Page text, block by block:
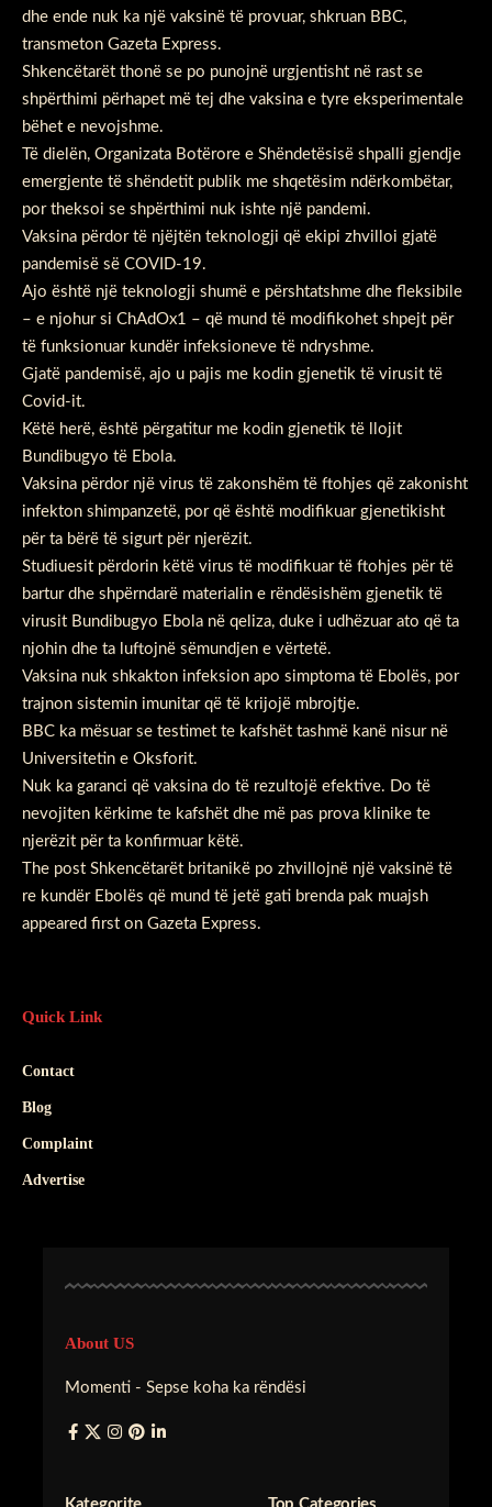
dhe ende nuk ka një vaksinë të provuar, shkruan BBC,
transmeton Gazeta Express.
Shkencëtarët thonë se po punojnë urgjentisht në rast se
shpërthimi përhapet më tej dhe vaksina e tyre eksperimentale
bëhet e nevojshme.
Të dielën, Organizata Botërore e Shëndetësisë shpalli gjendje
emergjente të shëndetit publik me shqetësim ndërkombëtar,
por theksoi se shpërthimi nuk ishte një pandemi.
Vaksina përdor të njëjtën teknologji që ekipi zhvilloi gjatë
pandemisë së COVID-19.
Ajo është një teknologji shumë e përshtatshme dhe fleksibile
– e njohur si ChAdOx1 – që mund të modifikohet shpejt për
të funksionuar kundër infeksioneve të ndryshme.
Gjatë pandemisë, ajo u pajis me kodin gjenetik të virusit të
Covid-it.
Këtë herë, është përgatitur me kodin gjenetik të llojit
Bundibugyo të Ebola.
Vaksina përdor një virus të zakonshëm të ftohjes që zakonisht
infekton shimpanzetë, por që është modifikuar gjenetikisht
për ta bërë të sigurt për njerëzit.
Studiuesit përdorin këtë virus të modifikuar të ftohjes për të
bartur dhe shpërndarë materialin e rëndësishëm gjenetik të
virusit Bundibugyo Ebola në qeliza, duke i udhëzuar ato që ta
njohin dhe ta luftojnë sëmundjen e vërtetë.
Vaksina nuk shkakton infeksion apo simptoma të Ebolës, por
trajnon sistemin imunitar që të krijojë mbrojtje.
BBC ka mësuar se testimet te kafshët tashmë kanë nisur në
Universitetin e Oksforit.
Nuk ka garanci që vaksina do të rezultojë efektive. Do të
nevojiten kërkime te kafshët dhe më pas prova klinike te
njerëzit për ta konfirmuar këtë.
The post Shkencëtarët britanikë po zhvillojnë një vaksinë të
re kundër Ebolës që mund të jetë gati brenda pak muajsh
appeared first on Gazeta Express.
Quick Link
Contact
Blog
Complaint
Advertise
About US
Momenti - Sepse koha ka rëndësi